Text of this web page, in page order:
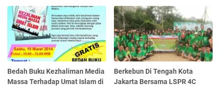
Bedah Buku Kezhaliman Media
Massa Terhadap Umat Islam di
Berkebun Di Tengah Kota
Jakarta Bersama LSPR 4C